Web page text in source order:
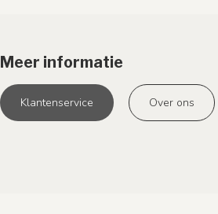
Meer informatie
Klantenservice Over ons